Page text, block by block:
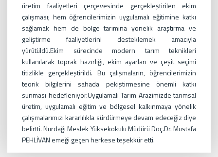
üretim faaliyetleri çerçevesinde gerçekleştirilen ekim
çalışması; hem öğrencilerimizin uygulamalı eğitimine katkı
sağlamak hem de bölge tarımına yönelik araştırma ve
geliştirme faaliyetlerini desteklemek amacıyla
yürütüldü.Ekim sürecinde modern tarım teknikleri
kullanılarak toprak hazırlığı, ekim ayarları ve çeşit seçimi
titizlikle gerçekleştirildi. Bu çalışmaların, öğrencilerimizin
teorik bilgilerini sahada pekiştirmesine önemli katkı
sunması hedefleniyor.Uygulamalı Tarım Arazimizde tarımsal
üretim, uygulamalı eğitim ve bölgesel kalkınmaya yönelik
çalışmalarımızı kararlılıkla sürdürmeye devam edeceğiz diye
belirtti. Nurdağı Meslek Yüksekokulu Müdürü Doç.Dr. Mustafa
PEHLİVAN emeği geçen herkese teşekkür etti.